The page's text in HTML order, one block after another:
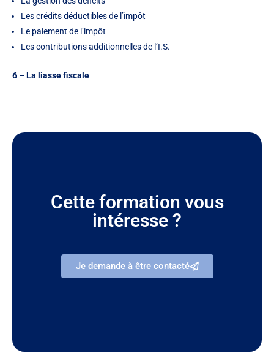
Les crédits déductibles de l’impôt
Le paiement de l’impôt
Les contributions additionnelles de l’I.S.
6 – La liasse fiscale
Cette formation vous
intéresse ?
Je demande à être contacté